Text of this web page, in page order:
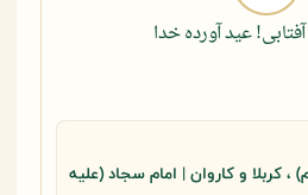
عید آورده خدا
، کربلا و کاروان | امام سجاد (علیه